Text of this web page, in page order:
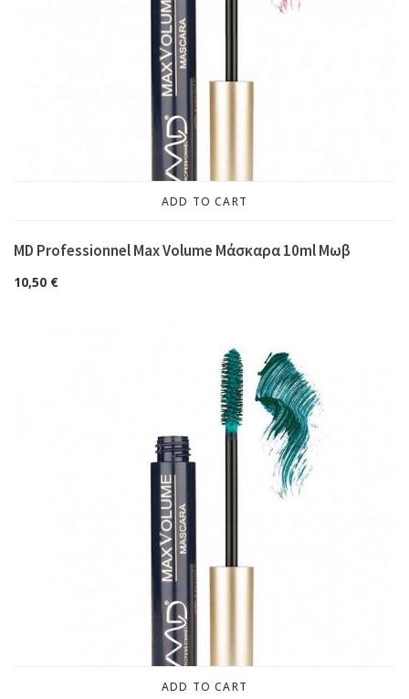
ADD TO CART
MD Professionnel Max Volume Μάσκαρα 10ml Μωβ
10,50 €
ADD TO CART